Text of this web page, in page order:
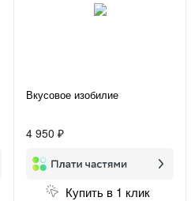
Вкусовое изобилие
4 950 ₽
Купить в 1 клик